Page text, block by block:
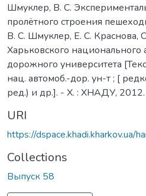
Шмуклер, В. С.
пролётного строения
В. С. Шмуклер, Е. С. Краснова,
Харьковского национального
дорожного университета
нац. автомоб.-дор. ун-т ; [
ред.) и др.]. - Х. : ХНАДУ,
URI
https://
Collections
Выпуск 58